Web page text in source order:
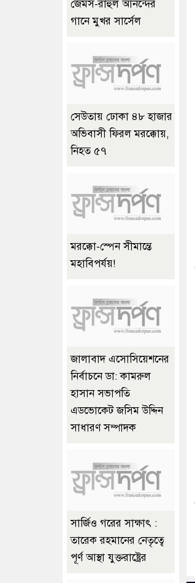
জেমস-রাহুল আনন্দের
গানে মুখর সার্সেল
সেউতায় ঢোকা ৪৮ হাজার
অভিবাসী ফিরল মরক্কোয়,
নিহত ৫৭
মরক্কো-স্পেন সীমান্তে
মহাবিপর্যয়!
জালাবাদ এসোসিয়েশনের
নির্বাচনে ডা: কামরুল
হাসান সভাপতি
এডভোকেট জসিম উদ্দিন
সাধারণ সম্পাদক
সার্জিও গরের সাক্ষাৎ :
তারেক রহমানের নেতৃত্বে
পূর্ণ আস্থা যুক্তরাষ্ট্রের